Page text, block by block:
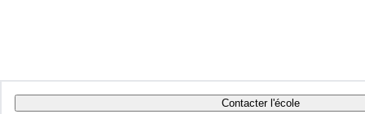
Contacter l'école